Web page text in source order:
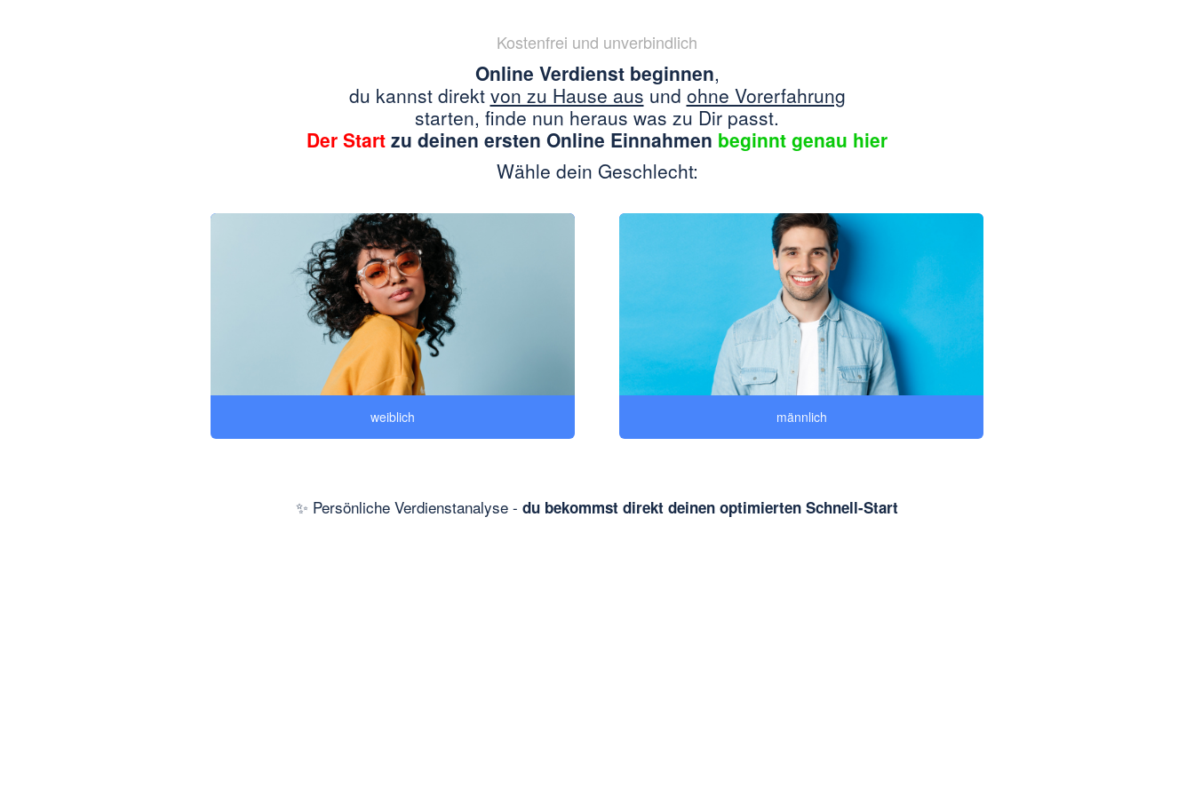
Kostenfrei und unverbindlich
Online Verdienst beginnen,
du kannst direkt von zu Hause aus und ohne Vorerfahrung
starten, finde nun heraus was zu Dir passt.
Der Start zu deinen ersten Online Einnahmen beginnt genau hier
Wähle dein Geschlecht:
weiblich männlich
✨ Persönliche Verdienstanalyse - du bekommst direkt deinen optimierten Schnell-Start